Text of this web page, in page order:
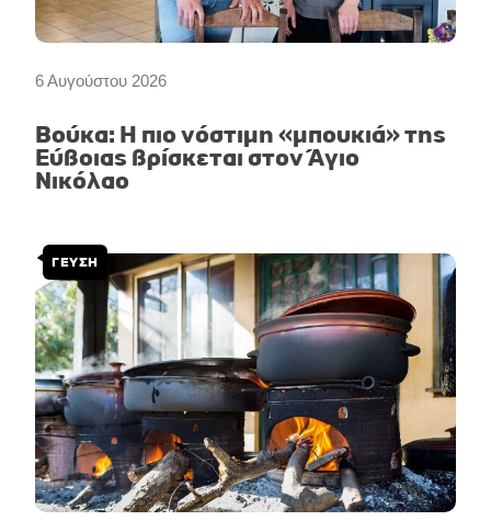
6 Αυγούστου 2026
Βούκα: Η πιο νόστιμη «μπουκιά» της
Εύβοιας βρίσκεται στον Άγιο
Νικόλαο
ΓΕΥΣΗ